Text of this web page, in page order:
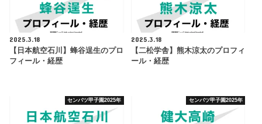
2025.3.18
【日本航空石川】蜂谷逞生のプロ
フィール・経歴
2025.3.18
【二松学舎】熊木涼太のプロフィ
ール・経歴
センバツ甲子園2025年 センバツ甲子園2025年